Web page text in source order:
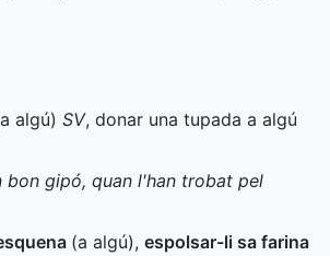
algú) SV, donar una tupada a algú
bon gipó, quan l'han trobat pel
(a algú), espolsar-li sa farina